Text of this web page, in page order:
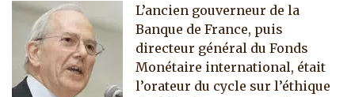
L’ancien gouverneur de la
Banque de France, puis
directeur général du Fonds
Monétaire international, était
l’orateur du cycle sur l’éthique